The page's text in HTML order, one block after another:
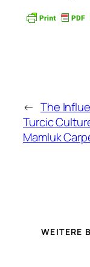
← The
Turcic
Mamluk
WEITERE